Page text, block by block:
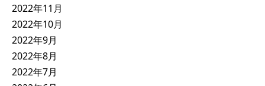
2022年11月
2022年10月
2022年9月
2022年8月
2022年7月